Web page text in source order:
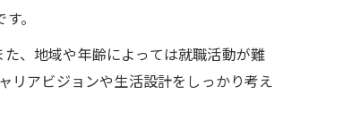
。
、地域や年齢によっては就職活動が難
リアビジョンや生活設計をしっかり考え